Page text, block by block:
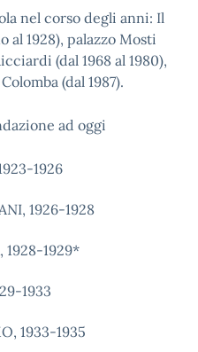
nel corso degli anni: Il
al 1928), palazzo Mosti
(dal 1968 al 1980),
(dal 1987).
ad oggi
1926
1926-1928
1928-1929*
1933
1933-1935